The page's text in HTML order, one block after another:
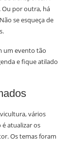
Ou por outra, há
se esqueça de
um evento tão
e fique atilado
vários
atualizar os
Os temas foram